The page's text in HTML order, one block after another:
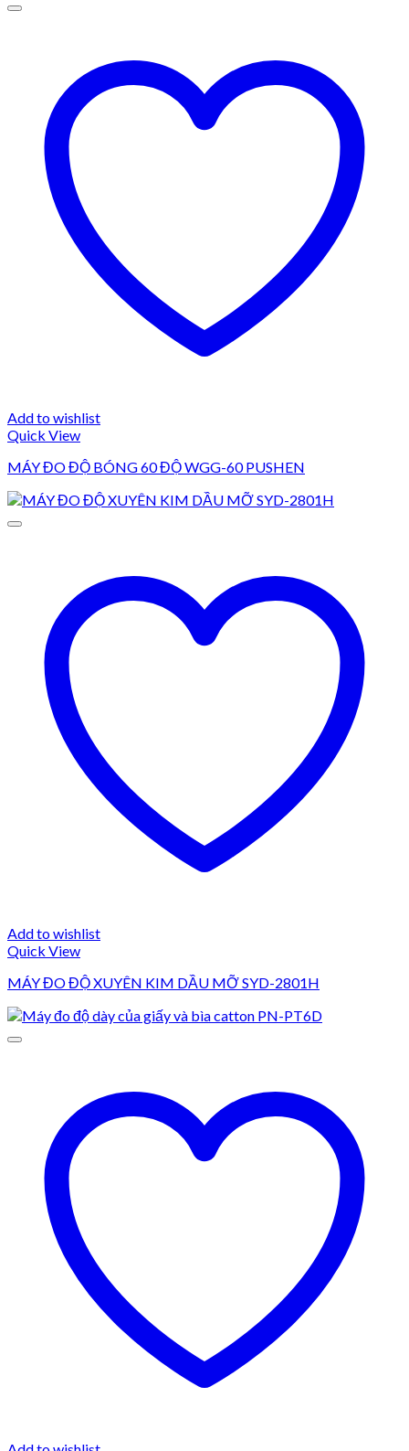
Add to wishlist
Quick View
MÁY ĐO ĐỘ BÓNG 60 ĐỘ WGG-60 PUSHEN
Add to wishlist
Quick View
MÁY ĐO ĐỘ XUYÊN KIM DẦU MỠ SYD-2801H